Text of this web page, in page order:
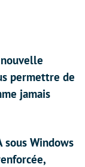
permettre de
jamais
sous Windows